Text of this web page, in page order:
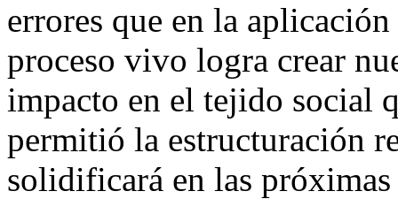
errores que en la
proceso vivo logra crear
impacto en el tejido social
permitió la estructuración
solidificará en las